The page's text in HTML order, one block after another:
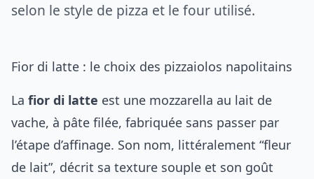
selon le style de pizza et le four utilisé.
Fior di latte : le choix des pizzaiolos napolitains
La fior di latte est une mozzarella au lait de
vache, à pâte filée, fabriquée sans passer par
l’étape d’affinage. Son nom, littéralement “fleur
de lait”, décrit sa texture souple et son goût